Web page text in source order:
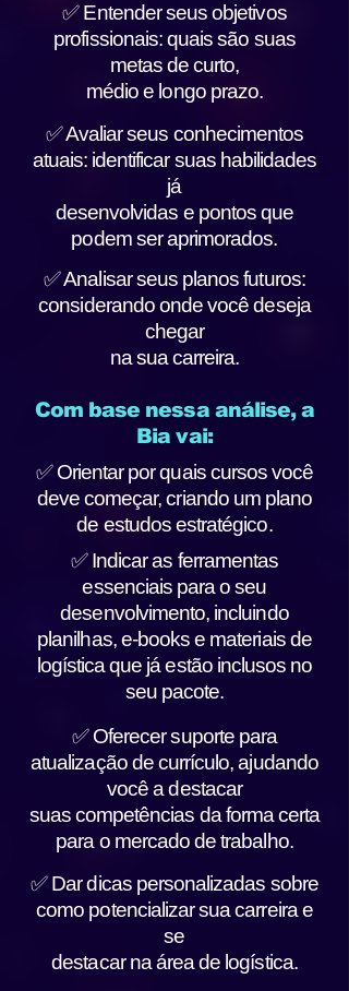
✅ Entender seus objetivos
profissionais: quais são suas
metas de curto,
médio e longo prazo.
✅ Avaliar seus conhecimentos
atuais: identificar suas habilidades
já
desenvolvidas e pontos que
podem ser aprimorados.
✅ Analisar seus planos futuros:
considerando onde você deseja
chegar
na sua carreira.
Com base nessa análise, a
Bia vai:
✅ Orientar por quais cursos você
deve começar, criando um plano
de estudos estratégico.
✅ Indicar as ferramentas
essenciais para o seu
desenvolvimento, incluindo
planilhas, e-books e materiais de
logística que já estão inclusos no
seu pacote.
✅ Oferecer suporte para
atualização de currículo, ajudando
você a destacar
suas competências da forma certa
para o mercado de trabalho.
✅ Dar dicas personalizadas sobre
como potencializar sua carreira e
se
destacar na área de logística.